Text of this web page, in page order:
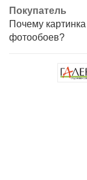
Покупатель
Почему
фотообоев?